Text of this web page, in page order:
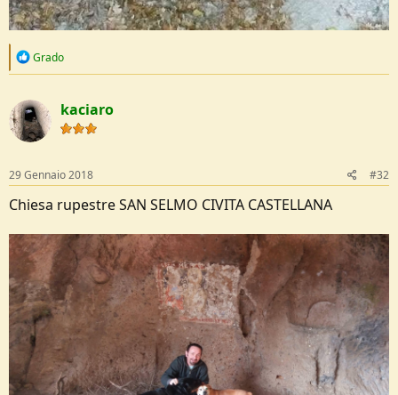
R
c
t
i
o
s
:
Grado
kaciaro
29 Gennaio 2018 #32
Chiesa rupestre SAN SELMO CIVITA CASTELLANA